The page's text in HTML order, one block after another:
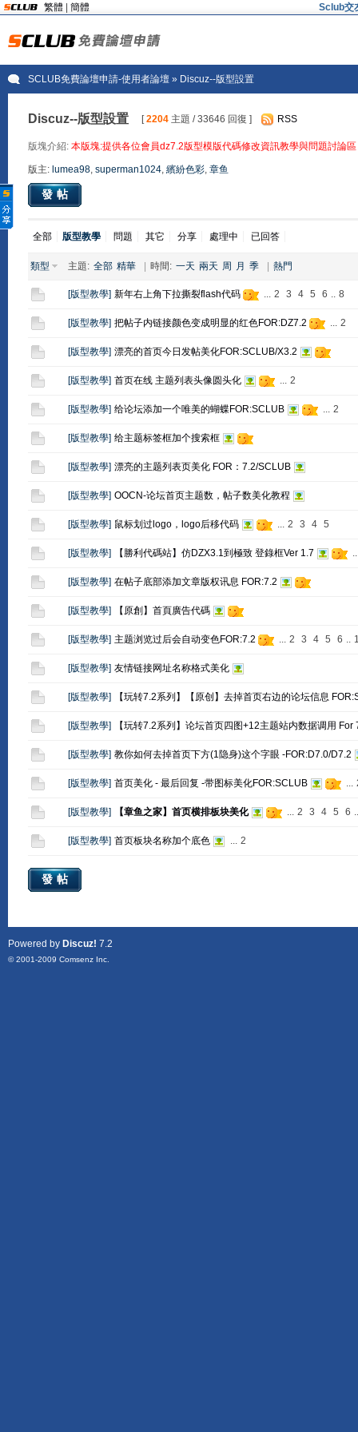
繁體 簡體 Sclub交
SCLUB免費論壇申請-使用者論壇» Discuz--版型設置
Discuz--版型設置 [2204主題 / 33646 回復 ] RSS
版塊介紹: 本版塊:提供各位會員dz7.2版型模版代碼修改資訊教學與問題討論區
版主: lumea98, superman1024, 繽紛色彩, 章鱼
發帖
全部 版型教學 問題 其它 分享 處理中 已回答
類型 主題: 全部 精華 時間: 一天 兩天 周 月 季 熱門
[版型教學] 新年右上角下拉撕裂flash代码 ... 2 3 4 5 6 .. 8
[版型教學] 把帖子内链接颜色变成明显的红色FOR:DZ7.2 ... 2
[版型教學] 漂亮的首页今日发帖美化FOR:SCLUB/X3.2
[版型教學] 首页在线 主题列表头像圆头化 ... 2
[版型教學] 给论坛添加一个唯美的蝴蝶FOR:SCLUB ... 2
[版型教學] 给主题标签框加个搜索框
[版型教學] 漂亮的主题列表页美化 FOR：7.2/SCLUB
[版型教學] OOCN-论坛首页主题数，帖子数美化教程
[版型教學] 鼠标划过logo，logo后移代码 ... 2 3 4 5
[版型教學] 【勝利代碼站】仿DZX3.1到極致 登錄框Ver 1.7
[版型教學] 在帖子底部添加文章版权讯息 FOR:7.2
[版型教學] 【原創】首頁廣告代碼
[版型教學] 主题浏览过后会自动变色FOR:7.2 ... 2 3 4 5 6 ..
[版型教學] 友情链接网址名称格式美化
[版型教學] 【玩转7.2系列】【原创】去掉首页右边的论坛信息
[版型教學] 【玩转7.2系列】论坛首页四图+12主题站内数据调用 For
[版型教學] 教你如何去掉首页下方(1隐身)这个字眼 -FOR:D7.0/D7.2
[版型教學] 首页美化 - 最后回复 -带图标美化FOR:SCLUB ...
[版型教學] 【章鱼之家】首页横排板块美化 ... 2 3 4 5 6 ..
[版型教學] 首页板块名称加个底色 ... 2
發帖
Powered by Discuz! 7.2
© 2001-2009 Comsenz Inc.